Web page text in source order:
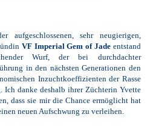
aufgeschlossenen, sehr neugierigen,
VF Imperial Gem of Jade entstand
Wurf, der bei durchdachter
in den nächsten Generationen den
Inzuchtkoeffizienten der Rasse
Ich danke deshalb ihrer Züchterin Yvette
dass sie mir die Chance ermöglicht hat
neuen Aufschwung zu verleihen.